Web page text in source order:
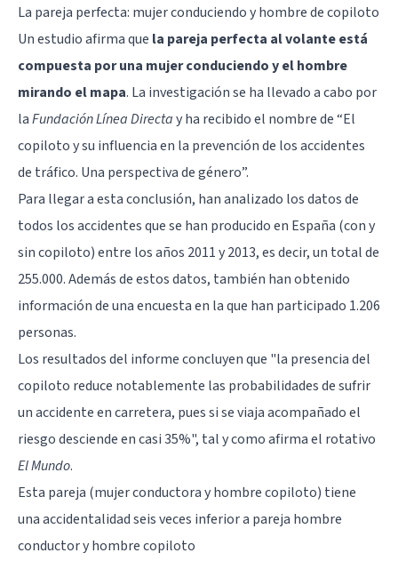
La pareja perfecta: mujer conduciendo y hombre de copiloto
Un estudio afirma que la pareja perfecta al volante está
compuesta por una mujer conduciendo y el hombre
mirando el mapa. La investigación se ha llevado a cabo por
laFundación Línea Directay ha recibido el nombre de “El
copiloto y su influencia en la prevención de los accidentes
de tráfico. Una perspectiva de género”.
Para llegar a esta conclusión, han analizado los datos de
todos los accidentes que se han producido en España (con y
sin copiloto) entre los años 2011 y 2013, es decir, un total de
255.000. Además de estos datos, también han obtenido
información de una encuesta en la que han participado 1.206
personas.
Los resultados del informe concluyen que "la presencia del
copiloto reduce notablemente las probabilidades de sufrir
un accidente en carretera, pues si se viaja acompañado el
riesgo desciende en casi 35%", tal y como afirma el rotativo
El Mundo.
Esta pareja (mujer conductora y hombre copiloto) tiene
una accidentalidad seis veces inferior a pareja hombre
conductor y hombre copiloto